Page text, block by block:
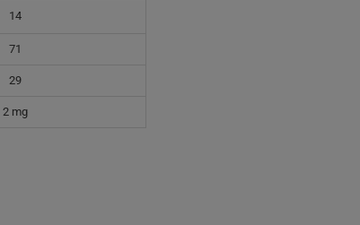
14
71
29
2 mg